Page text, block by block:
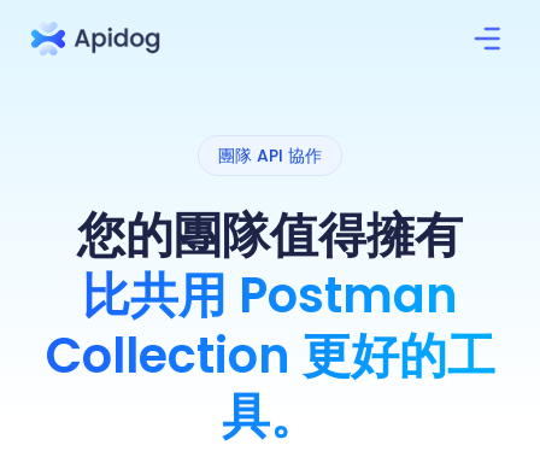
團隊 API 協作
您的團隊值得擁有
比共用 Postman
Collection 更好的工
具。